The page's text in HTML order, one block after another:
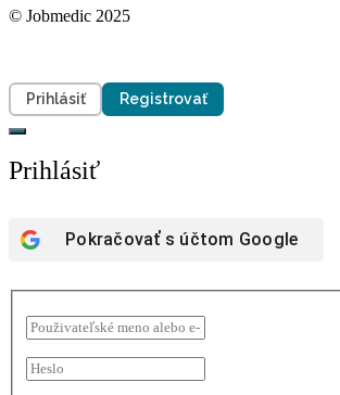
© Jobmedic 2025
Prihlásiť Registrovať
Prihlásiť
Pokračovať s účtom Google